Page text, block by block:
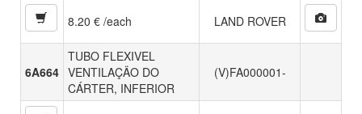
8.20 € /each LAND ROVER
6A664
TUBO FLEXIVEL
VENTILAÇÄO DO
CÁRTER, INFERIOR
(V)FA000001-